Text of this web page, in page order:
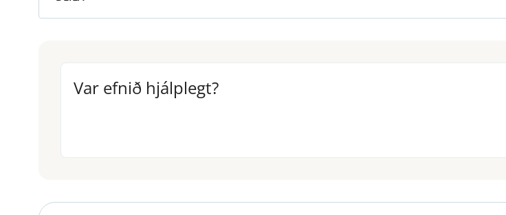
Var efnið hjálplegt?
Var efnið hjálplegt?